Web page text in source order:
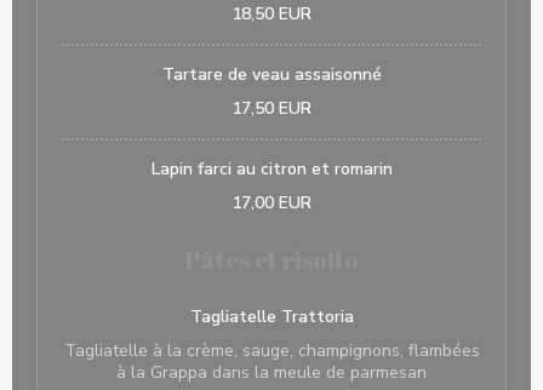
18,50 EUR
Tartare de veau assaisonné
17,50 EUR
Lapin farci au citron et romarin
17,00 EUR
Tagliatelle Trattoria
Tagliatelle à la crème, sauge, champignons, flambées
à la Grappa dans la meule de parmesan